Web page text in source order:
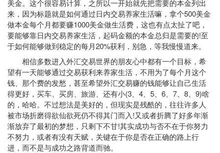
美金。这个很容易计算，之所以一开始就先把需要的本金列出
来，因为标题就是如何通过日内交易养家生活嘛，拿个500美金
做本金每个月都要赚1000美金做生活费，这也有点太扯了吧，
要能够靠日内交易养家生活，起码金额的本金总归是需要的!至
于如何能够做到稳定的每月20%获利，别急，等我慢慢道来。
相信多数进入外汇交易世界的朋友心中都有一个目标，希
望有一天能够通过交易获利来养家生活，不用为了每个月这个
钱、那个费的发愁，甚至希望外汇交易赚的钱能够让自己生活
得更好，买车、买房、旅游、还有小(3、4、5、6、7、8、9)啥
的，哈哈。不过想法是美好的，但现实是残酷的，往往许多人
被市场折磨得欲仙欲死仍不得其门而入!又或者折腾了好多年渐
渐放弃了最初的梦想，只剩下不甘!其实成功与否不在于你努力
不努力，或者有没有天赋，关键在于你是否在正确的路上行
进，而不是与成功之路背道而驰。